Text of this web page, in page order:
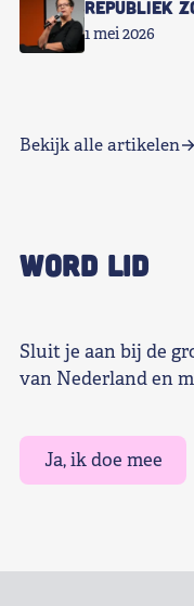
Republiek
1 mei 2026
Bekijk alle artikelen
WORD LID
Sluit je aan bij de
van Nederland en
Ja, ik doe mee